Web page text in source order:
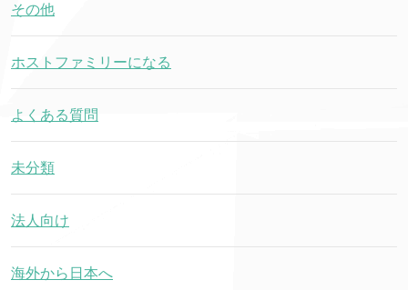
その他
ホストファミリーになる
よくある質問
未分類
法人向け
海外から日本へ